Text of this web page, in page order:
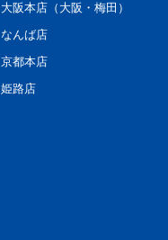
大阪本店（大阪・梅田）
なんば店
京都本店
姫路店